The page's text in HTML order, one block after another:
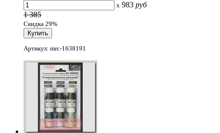
x 983 руб
1 385
Скидка 29%
Артикул: mrc-1638191